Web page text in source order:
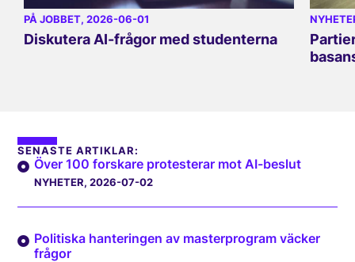
PÅ JOBBET, 2026-06-01
Diskutera AI-frågor med studenterna
SENASTE ARTIKLAR:
Över 100 forskare protesterar mot AI-beslut
NYHETER, 2026-07-02
Politiska hanteringen av masterprogram väcker
frågor